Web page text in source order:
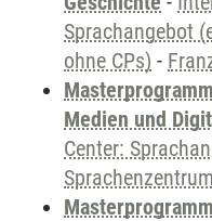
Sprachangebot
ohne CPs) -
Medien und
Center: